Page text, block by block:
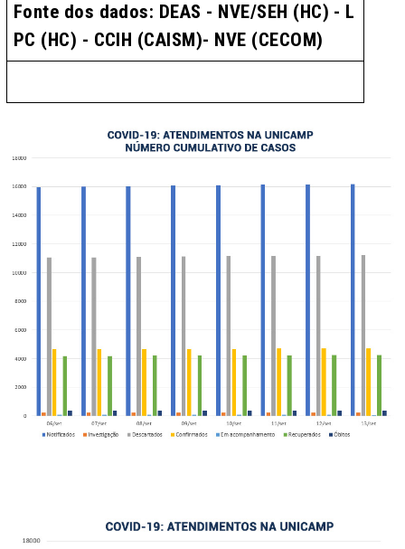
Fonte dos dados: DEAS - NVE/SEH (HC) - L
PC (HC) - CCIH (CAISM)- NVE (CECOM)